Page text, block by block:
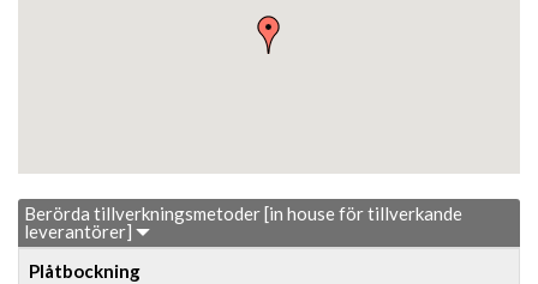
Berörda tillverkningsmetoder [in house för tillverkande
leverantörer]
Plåtbockning